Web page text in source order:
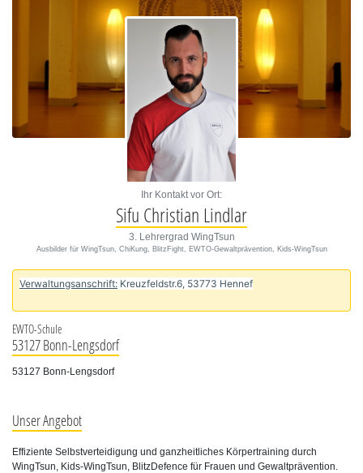
Ihr Kontakt vor Ort:
Sifu Christian Lindlar
3. Lehrergrad WingTsun
Ausbilder für WingTsun, ChiKung, BlitzFight, EWTO-Gewaltprävention, Kids-WingTsun
Verwaltungsanschrift: Kreuzfeldstr.6, 53773 Hennef
EWTO-Schule
53127 Bonn-Lengsdorf
53127 Bonn-Lengsdorf
Unser Angebot
Effiziente Selbstverteidigung und ganzheitliches Körpertraining durch
WingTsun, Kids-WingTsun, BlitzDefence für Frauen und Gewaltprävention.